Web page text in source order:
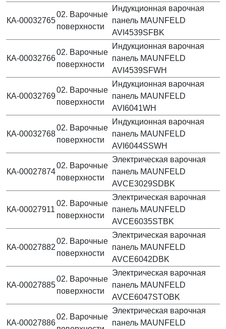
КА-00032765
02. Варочные
поверхности
Индукционная варочная
панель MAUNFELD
AVI4539SFBK
КА-00032766
02. Варочные
поверхности
Индукционная варочная
панель MAUNFELD
AVI4539SFWH
КА-00032769
02. Варочные
поверхности
Индукционная варочная
панель MAUNFELD
AVI6041WH
КА-00032768
02. Варочные
поверхности
Индукционная варочная
панель MAUNFELD
AVI6044SSWH
КА-00027874
02. Варочные
поверхности
Электрическая варочная
панель MAUNFELD
AVCE3029SDBK
КА-00027911
02. Варочные
поверхности
Электрическая варочная
панель MAUNFELD
AVCE6035STBK
КА-00027882
02. Варочные
поверхности
Электрическая варочная
панель MAUNFELD
AVCE6042DBK
КА-00027885
02. Варочные
поверхности
Электрическая варочная
панель MAUNFELD
AVCE6047STOBK
КА-00027886
02. Варочные
Электрическая варочная
панель MAUNFELD